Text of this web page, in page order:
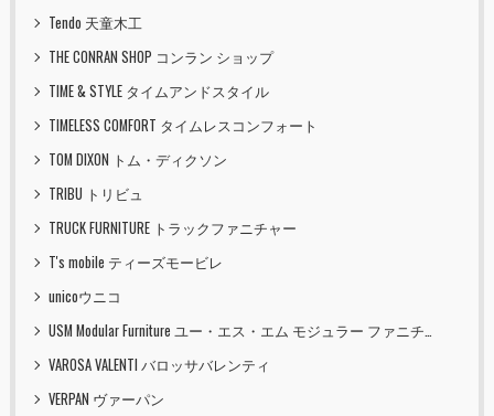
Tendo 天童木工
THE CONRAN SHOP コンラン ショップ
TIME & STYLE タイムアンドスタイル
TIMELESS COMFORT タイムレスコンフォート
TOM DIXON トム・ディクソン
TRIBU トリビュ
TRUCK FURNITURE トラックファニチャー
T's mobile ティーズモービレ
unicoウニコ
USM Modular Furniture ユー・エス・エム モジュラー ファニチャー
VAROSA VALENTI バロッサバレンティ
VERPAN ヴァーパン